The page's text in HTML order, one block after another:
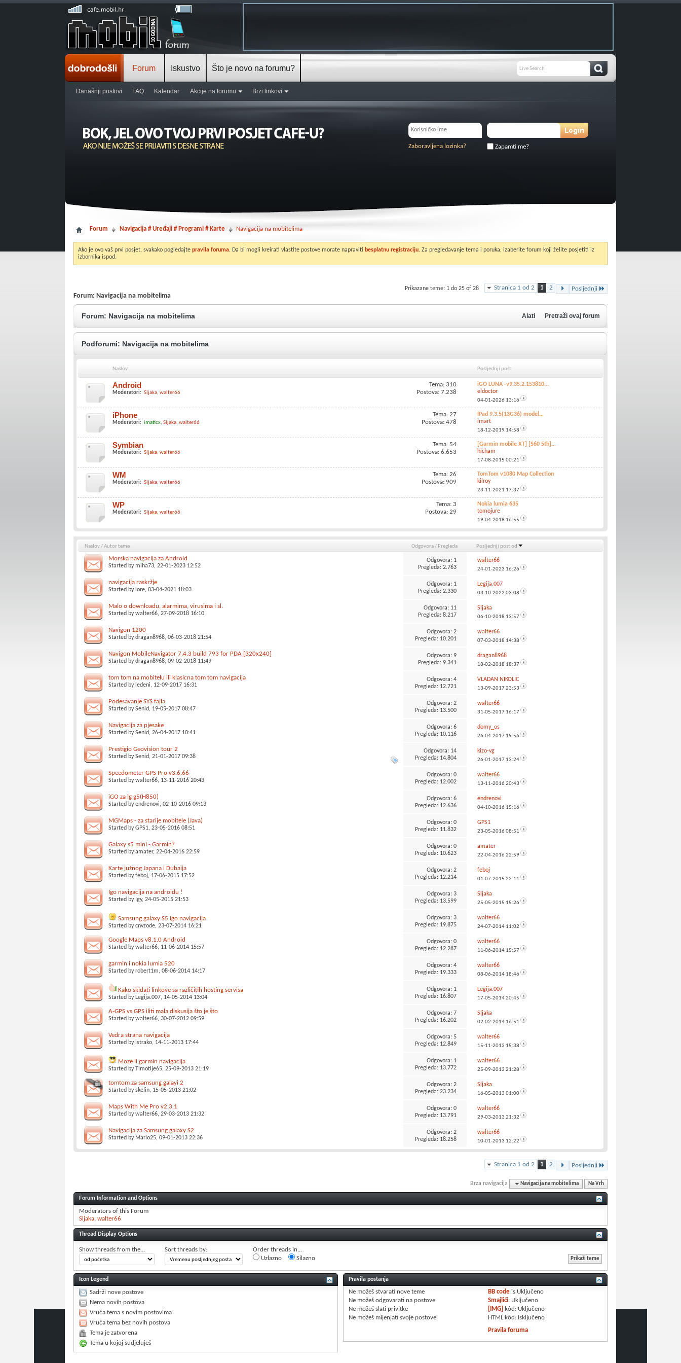
Forum
Današnji postovi FAQ Kalendar Akcije na forumu Brzi linkovi
Iskustvo Što je novo na forumu?
Zapamti me?
Zaboravljena lozinka?
Forum Navigacija # Uređaji # Programi # Karte Navigacija na mobitelima
Ako je ovo vaš prvi posjet, svakako pogledajte pravila foruma. Da bi mogli kreirati vlastite postove morate napraviti besplatnu registraciju. Za pregledavanje tema i poruka, izaberite forum koji želite posjetiti iz
izbornika ispod.
Stranica 1 od 2 1 2 Posljednji
Prikazane teme: 1 do 25 of 28
Forum: Navigacija na mobitelima
Forum: Navigacija na mobitelima Alati Pretraži ovaj forum
Podforumi: Navigacija na mobitelima
Naslov Posljednji post
Android
Moderatori: Sljaka walter66
Tema: 310
Postova: 7.238
iGO LUNA -v9.35.2.153810...
eldoctor
04-01-2026 13:16
iPhone
Moderatori: imaticx Sljaka walter66
Tema: 27
Postova: 478
IPad 9.3.5(13G36) model...
imart
18-12-2019 14:58
Symbian
Moderatori: Sljaka walter66
Tema: 54
Postova: 6.653
[Garmin mobile XT] [S60 5th]...
hicham
17-08-2015 00:21
WM
Moderatori: Sljaka walter66
Tema: 26
Postova: 909
TomTom v1080 Map Collection
kilroy
23-11-2021 17:37
WP
Moderatori: Sljaka walter66
Tema: 3
Postova: 29
Nokia lumia 635
tomojure
19-04-2018 16:55
Naslov/Autor teme Odgovora/ Pregleda Posljednji post od
Morska navigacija za Android
Started bymiha73, 22-01-2023 12:52
Odgovora: 1
Pregleda: 2.763
walter66
24-01-2023 16:26
navigacija raskržje
Started by lore, 03-04-2021 18:03
Odgovora: 1
Pregleda: 2.330
Legija.007
03-10-2022 03:08
Malo o downloadu, alarmima, virusima i sl.
Started bywalter66, 27-09-2018 16:10
Odgovora: 11
Pregleda: 8.217
Sljaka
06-10-2018 13:57
Navigon 1200
Started bydragan8968, 06-03-2018 21:54
Odgovora: 2
Pregleda: 10.201
walter66
07-03-2018 14:38
Navigon MobileNavigator 7.4.3 build 793 for PDA [320x240]
Started bydragan8968, 09-02-2018 11:49
Odgovora: 9
Pregleda: 9.341
dragan8968
18-02-2018 18:37
tom tom na mobitelu ili klasicna tom tom navigacija
Started by ledeni, 12-09-2017 16:31
Odgovora: 4
Pregleda: 12.721
VLADAN NIKOLIC
13-09-201723:53
Podesavanje SYS fajla
Started bySenid, 19-05-2017 08:47
Odgovora: 2
Pregleda: 13.500
walter66
31-05-2017 16:17
Navigacija za pjesake
Started bySenid, 26-04-2017 10:41
Odgovora: 6
Pregleda: 10.116
domy_os
26-04-2017 19:56
Prestigio Geovision tour 2
Started bySenid, 21-01-2017 09:38
Odgovora: 14
Pregleda: 14.804
kizo-vg
26-01-2017 13:24
Speedometer GPS Pro v3.6.66
Started bywalter66, 13-11-2016 20:43
Odgovora: 0
Pregleda: 12.002
walter66
13-11-201620:43
iGO za lg g5(H850)
Started byendrenovi, 02-10-2016 09:13
Odgovora: 6
Pregleda: 12.636
endrenovi
04-10-2016 15:16
MGMaps - za starije mobitele (Java)
Started byGPS1, 23-05-2016 08:51
Odgovora: 0
Pregleda: 11.832
GPS1
23-05-201608:51
Galaxy s5 mini - Garmin?
Started byamater, 22-04-2016 22:59
Odgovora: 0
Pregleda: 10.623
amater
22-04-201622:59
Karte južnog Japana i Dubaija
Started byfeboj, 17-06-2015 17:52
Odgovora: 2
Pregleda: 12.214
feboj
01-07-2015 22:11
Igo navigacija na androidu !
Started by Igy, 24-05-2015 21:53
Odgovora: 3
Pregleda: 13.599
Sljaka
25-05-2015 15:26
Samsung galaxy S5 Igo navigacija
Started bycnvzode, 23-07-2014 16:21
Odgovora: 3
Pregleda: 19.875
walter66
24-07-2014 11:02
Google Maps v8.1.0 Android
Started bywalter66, 11-06-2014 15:57
Odgovora: 0
Pregleda: 12.287
walter66
11-06-2014 15:57
garmin i nokia lumia 520
Started byrobert1m, 08-06-2014 14:17
Odgovora: 4
Pregleda: 19.333
walter66
08-06-2014 18:46
Kako skidati linkove sa različitih hosting servisa
Started by Legija.007, 14-05-2014 13:04
Odgovora: 1
Pregleda: 16.807
Legija.007
17-05-201420:45
A-GPS vs GPS iliti mala diskusija što je što
Started bywalter66, 30-07-2012 09:59
Odgovora: 7
Pregleda: 16.202
Sljaka
02-02-2014 16:51
Vedra strana navigacija
Started byistrako, 14-11-2013 17:44
Odgovora: 5
Pregleda: 12.849
walter66
15-11-2013 15:38
Moze li garmin navigacija
Started byTimotije65, 25-09-2013 21:19
Odgovora: 1
Pregleda: 13.772
walter66
25-09-2013 21:28
tomtom za samsung galayi 2
Started byskelin, 15-05-2013 21:02
Odgovora: 2
Pregleda: 23.234
Sljaka
16-05-2013 01:00
Maps With Me Pro v2.3.1
Started bywalter66, 29-03-2013 21:32
Odgovora: 0
Pregleda: 13.791
walter66
29-03-2013 21:32
Navigacija za Samsung galaxy S2
Started by Mario25, 09-01-2013 22:36
Odgovora: 2
Pregleda: 18.258
walter66
10-01-2013 12:22
Stranica 1 od 2 1 2 Posljednji
Brza navigacija Navigacija na mobitelima Na Vrh
Forum Information and Options
Moderators of this Forum
Sljaka walter66
Thread Display Options
Show threads from the... Sort threads by:
Order threads in...
Uzlazno
Silazno
Icon Legend
Sadrži nove postove
Nema novih postova
Vruća tema s novim postovima
Vruća tema bez novih postova
Tema je zatvorena
Tema u kojoj sudjeluješ
Pravila postanja
Ne možeš stvarati nove teme
Ne možešodgovarati na postove
Ne možeš slati privitke
Ne možeš mijenjati svoje postove
BB code isUključeno
Smajlići: Uključeno
[IMG] kôd: Uključeno
HTML kôd: Isključeno
Pravila foruma